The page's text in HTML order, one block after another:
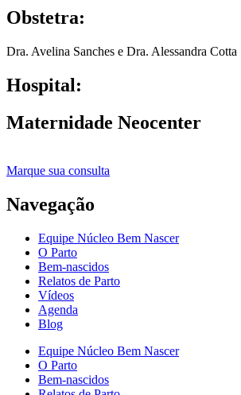
Obstetra:
Dra. Avelina Sanches e Dra. Alessandra Cotta
Hospital:
Maternidade Neocenter
Marque sua consulta
Navegação
Equipe Núcleo Bem Nascer
O Parto
Bem-nascidos
Relatos de Parto
Vídeos
Agenda
Blog
Equipe Núcleo Bem Nascer
O Parto
Bem-nascidos